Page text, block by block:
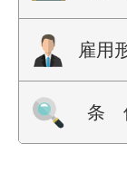
雇用
条